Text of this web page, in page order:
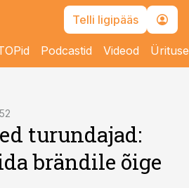
Telli ligipääs
Podcastid Videod
turundajad:
brändile õige